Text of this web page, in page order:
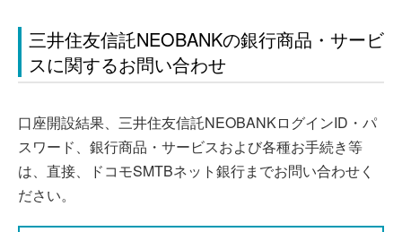
三井住友信託NEOBANKの銀行商品・サービ
スに関するお問い合わせ
口座開設結果、三井住友信託NEOBANKログインID・パ
スワード、銀行商品・サービスおよび各種お手続き等
は、直接、ドコモSMTBネット銀行までお問い合わせく
ださい。